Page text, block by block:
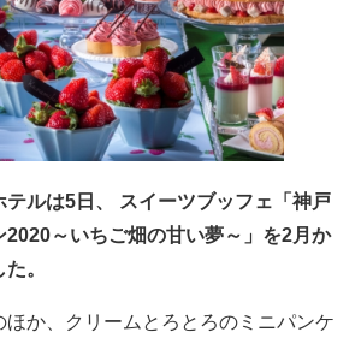
ルは5日、 スイーツブッフェ「神戸
2020～いちご畑の甘い夢～」を2月か
。
ほか、クリームとろとろのミニパンケ